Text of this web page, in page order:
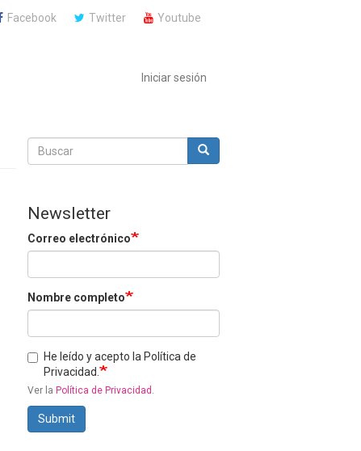
Facebook Twitter Youtube
Iniciar sesión
Buscar
Buscar Buscar
Newsletter
Correo electrónico
Nombre completo
He leído y acepto la Política de
Privacidad.
Ver la Política de Privacidad .
Submit